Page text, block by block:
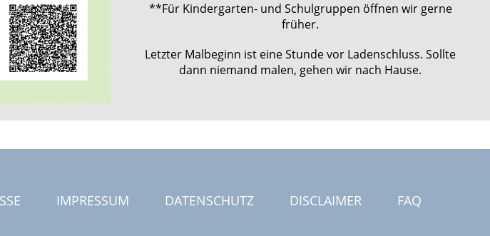
**Für Kindergarten- und Schulgruppen öffnen wir gerne
früher.
Letzter Malbeginn ist eine Stunde vor Ladenschluss. Sollte
dann niemand malen, gehen wir nach Hause.
IMPRESSUM DATENSCHUTZ DISCLAIMER FAQ